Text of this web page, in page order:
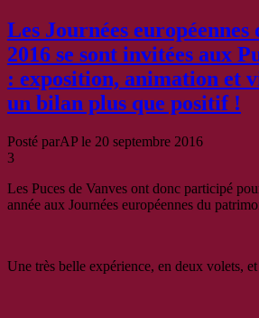
Les Journées
2016 se sont invitées aux
: exposition, animation et
un bilan plus que positif !
Posté parAPle 20 septembre 2016
3
Les Puces de Vanves ont donc participé
année aux Journées européennes du
Une très belle expérience, en deux volets,